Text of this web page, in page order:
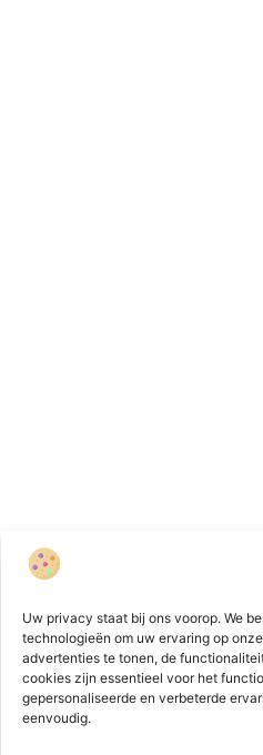
Uw privacy staat bij ons voorop. We
technologieën om uw ervaring op
advertenties te tonen, de
cookies zijn essentieel voor het
gepersonaliseerde en verbeterde
eenvoudig.